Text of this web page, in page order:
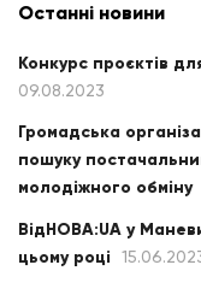
Останні новини
Конкурс проєктів
09.08.2023
Громадська
пошуку
молодіжного обміну
ВідНОВА:UA у
цьому році